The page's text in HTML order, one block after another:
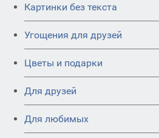
Картинки без текста
Угощения для друзей
Цветы и подарки
Для друзей
Для любимых